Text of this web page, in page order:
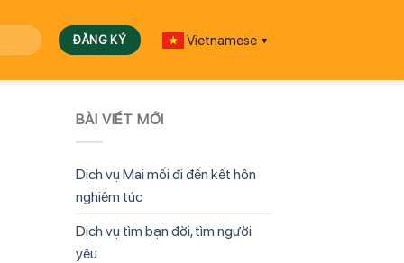
Vietnamese ▼
BÀI VIẾT MỚI
Dịch vụ Mai mối đi đến kết hôn
nghiêm túc
Dịch vụ tìm bạn đời, tìm người
yêu